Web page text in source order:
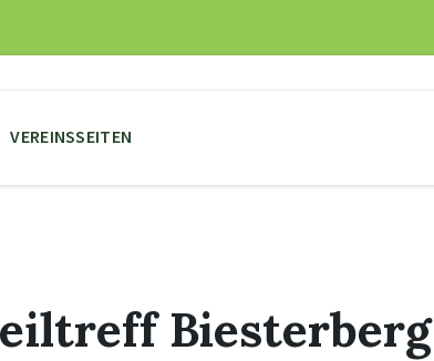
VEREINSSEITEN
Biesterberg